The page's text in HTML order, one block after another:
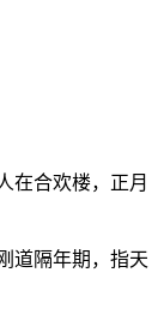
在合欢楼，正月
道隔年期，指天